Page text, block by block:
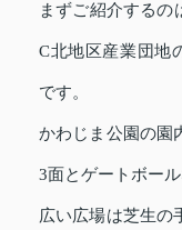
まずご紹介する
C北地区産業団地
です。
かわじま公園の園
3面とゲートボー
広い広場は芝生の